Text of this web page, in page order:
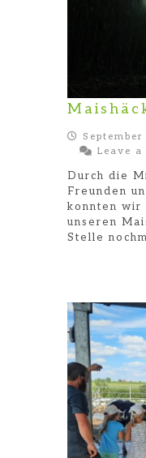
Leave a
Durch die
Freunden
konnten wir
unseren
Stelle